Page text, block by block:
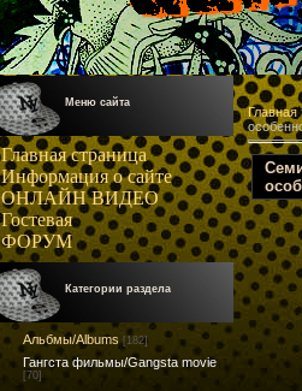
Меню сайта
Главная страница
Информация о сайте
ОНЛАЙН ВИДЕО
Гостевая
ФОРУМ
Категории раздела
Альбмы/Albums [182]
Гангста фильмы/Gangsta movie
[70]
Главная